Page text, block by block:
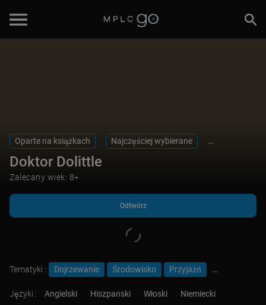
Oparte na książkach Najczęściej wybierane Dla
Doktor Dolittle
Zalecany wiek: 8+
Odtwórz
Tematyki : Dojrzewanie Środowisko Przyjaźń Zwierzęta
Języki : Angielski Hiszpański Włoski Niemiecki